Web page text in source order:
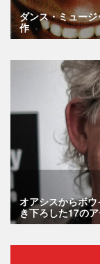
ダンス・ミュー
作
オアシスからボ
き下ろした17の